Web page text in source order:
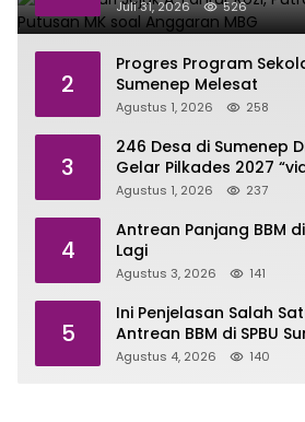
Juli 31, 2026 526
2
Progres Program
Sumenep Melesat
Agustus 1, 2026 258
3
246 Desa di Sumenep
Gelar Pilkades 2027
Agustus 1, 2026 237
4
Antrean Panjang BBM
Lagi
Agustus 3, 2026 141
5
Ini Penjelasan Salah
Antrean BBM di SPBU
Agustus 4, 2026 140